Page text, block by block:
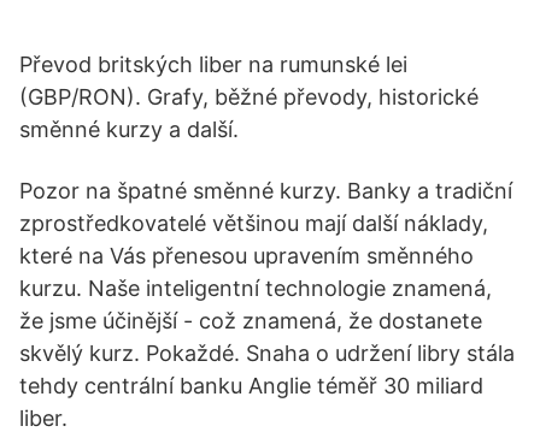
Převod britských liber na rumunské lei
(GBP/RON). Grafy, běžné převody, historické
směnné kurzy a další.
Pozor na špatné směnné kurzy. Banky a tradiční
zprostředkovatelé většinou mají další náklady,
které na Vás přenesou upravením směnného
kurzu. Naše inteligentní technologie znamená,
že jsme účinější - což znamená, že dostanete
skvělý kurz. Pokaždé. Snaha o udržení libry stála
tehdy centrální banku Anglie téměř 30 miliard
liber.